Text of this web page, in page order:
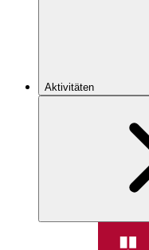
Aktivitäten